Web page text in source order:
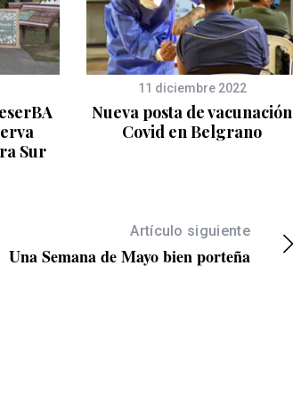
Sur
11 diciembre 2022
Nueva posta de vacunación
Covid en Belgrano
Artículo siguiente
Una Semana de Mayo bien porteña